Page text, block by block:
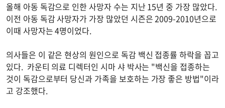
올해 아동 독감으로 인한 사망자 수는 지난 15년 중 가장 많았다.
이전 아동 독감 사망자가 가장 많았던 시즌은 2009-2010년으로
이때 사망자는 4명이었다.
의사들은 이 같은 현상의 원인으로 독감 백신 접종률 하락을 꼽고
있다. 카운티 의료 디렉터인 시마 샤 박사는 "백신을 접종하는
것이 독감으로부터 당신과 가족을 보호하는 가장 좋은 방법"이라
고 강조했다.